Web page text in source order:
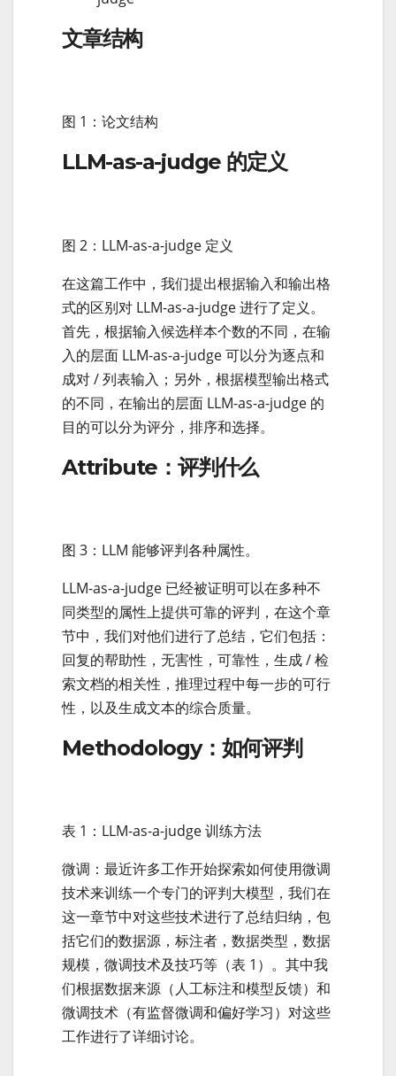
文章结构
图 1：论文结构
LLM-as-a-judge 的定义
图 2：LLM-as-a-judge 定义
在这篇工作中，我们提出根据输入和输出格
式的区别对 LLM-as-a-judge 进行了定义。
首先，根据输入候选样本个数的不同，在输
入的层面 LLM-as-a-judge 可以分为逐点和
成对 / 列表输入；另外，根据模型输出格式
的不同，在输出的层面 LLM-as-a-judge 的
目的可以分为评分，排序和选择。
Attribute：评判什么
图 3：LLM 能够评判各种属性。
LLM-as-a-judge 已经被证明可以在多种不
同类型的属性上提供可靠的评判，在这个章
节中，我们对他们进行了总结，它们包括：
回复的帮助性，无害性，可靠性，生成 / 检
索文档的相关性，推理过程中每一步的可行
性，以及生成文本的综合质量。
Methodology：如何评判
表 1：LLM-as-a-judge 训练方法
微调：最近许多工作开始探索如何使用微调
技术来训练一个专门的评判大模型，我们在
这一章节中对这些技术进行了总结归纳，包
括它们的数据源，标注者，数据类型，数据
规模，微调技术及技巧等（表 1）。其中我
们根据数据来源（人工标注和模型反馈）和
微调技术（有监督微调和偏好学习）对这些
工作进行了详细讨论。